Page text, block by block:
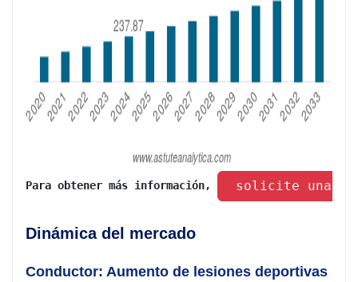
Para obtener más información, solicite una
Dinámica del mercado
Conductor: Aumento de lesiones deportivas